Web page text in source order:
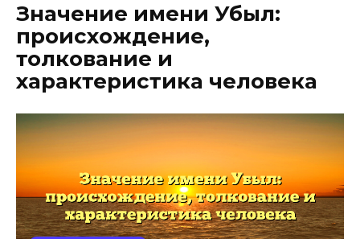
Значение имени Убыл:
происхождение,
толкование и
характеристика человека